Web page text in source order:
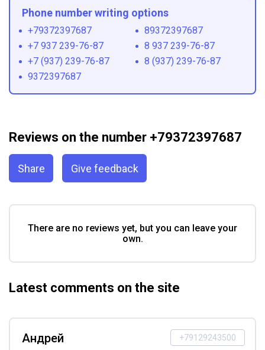
Phone number writing options
+79372397687
89372397687
+7 937 239-76-87
8 937 239-76-87
+7 (937) 239-76-87
8 (937) 239-76-87
9372397687
Reviews on the number +79372397687
Share Give feedback
There are no reviews yet, but you can leave your
own.
Latest comments on the site
+79129243500
Андрей